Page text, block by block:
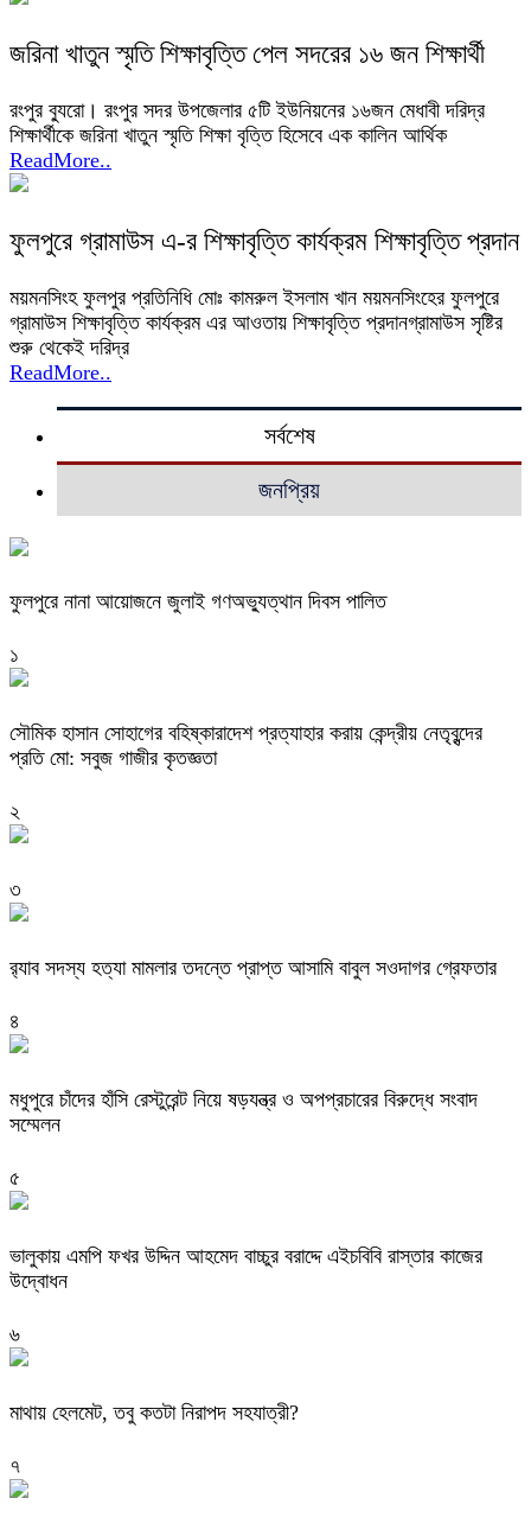
জরিনা খাতুন স্মৃতি শিক্ষাবৃত্তি পেল সদরের ১৬ জন শিক্ষার্থী
রংপুর ব্যুরো। রংপুর সদর উপজেলার ৫টি ইউনিয়নের ১৬জন মেধাবী দরিদ্র
শিক্ষার্থীকে জরিনা খাতুন স্মৃতি শিক্ষা বৃত্তি হিসেবে এক কালিন আর্থিক
ReadMore..
ফুলপুরে গ্রামাউস এ-র শিক্ষাবৃত্তি কার্যক্রম শিক্ষাবৃত্তি প্রদান
ময়মনসিংহ ফুলপুর প্রতিনিধি মোঃ কামরুল ইসলাম খান ময়মনসিংহের ফুলপুরে
গ্রামাউস শিক্ষাবৃত্তি কার্যক্রম এর আওতায় শিক্ষাবৃত্তি প্রদানগ্রামাউস সৃষ্টির
শুরু থেকেই দরিদ্র
ReadMore..
সর্বশেষ
জনপ্রিয়
ফুলপুরে নানা আয়োজনে জুলাই গণঅভ্যুত্থান দিবস পালিত
১
সৌমিক হাসান সোহাগের বহিষ্কারাদেশ প্রত্যাহার করায় কেন্দ্রীয় নেতৃবৃন্দের
প্রতি মো: সবুজ গাজীর কৃতজ্ঞতা
২
৩
র‌্যাব সদস্য হত্যা মামলার তদন্তে প্রাপ্ত আসামি বাবুল সওদাগর গ্রেফতার
৪
মধুপুরে চাঁদের হাঁসি রেস্টুরেন্ট নিয়ে ষড়যন্ত্র ও অপপ্রচারের বিরুদ্ধে সংবাদ
সম্মেলন
৫
ভালুকায় এমপি ফখর উদ্দিন আহমেদ বাচ্চুর বরাদ্দে এইচবিবি রাস্তার কাজের
উদ্বোধন
৬
মাথায় হেলমেট, তবু কতটা নিরাপদ সহযাত্রী?
৭